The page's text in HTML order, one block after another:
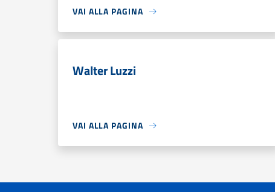
VAI ALLA PAGINA
Walter Luzzi
VAI ALLA PAGINA